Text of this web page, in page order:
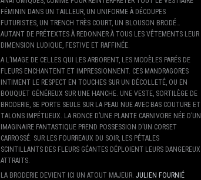
FÉMININ DANS UN TAILLEUR, UN UNIFORME À DÉCOUPES
FUTURISTES, UN TRENCH TRÈS COURT, UN BLOUSON BRODÉ…
AUTANT DE PRÉTEXTES À REDONNER À TOUS LES VÊTEMENTS LEUR
DIMENSION LUDIQUE, FESTIVE ET RAFFINÉE.
A L’IMAGE DE CELLES QUI LES ARBORENT, LES MODÈLES PARÉS DE
FLEURS ENCHANTENT ET IMPRESSIONNENT. CES MANDRAGORES
INTIMENT LE RESPECT EN TOUCHES SUR UN DÉCOLLETÉ, OU EN
BOUQUET GÉNÉREUX SUR UNE HANCHE. UNE VESTE, SORTILÈGE DE
BRODERIE, SE PORTE SEULE SUR LA PEAU NUE AVEC BAS COUTURE ET
TALONS IMPÉTUEUX. LA RONCE D’UNE PLANTE CARNIVORE NÉE D’UN
IMAGINAIRE FANTASTIQUE PREND POSSESSION D’UN CORSET
CARROSSÉ. SUR LES FOURREAUX DU SOIR, LES PÉTALES
SCINTILLANTS DES FLEURS GÉANTES DÉPLOIENT LEURS DANGEREUX
ATTRAITS.
LA BRODERIE DEVIENT ICI UN ATOUT MAJEUR. JULIEN FOURNIÉ